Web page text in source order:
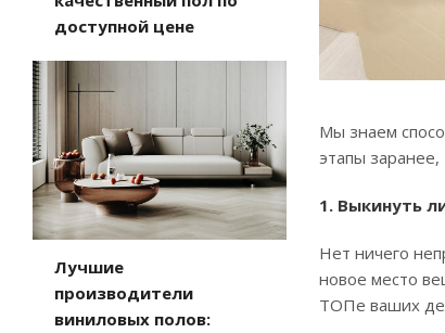
Мы знаем
этапы
1. Выкинуть
Нет ничего
новое место
ТОПе ваших
доступной цене
Лучшие
производители
виниловых полов: